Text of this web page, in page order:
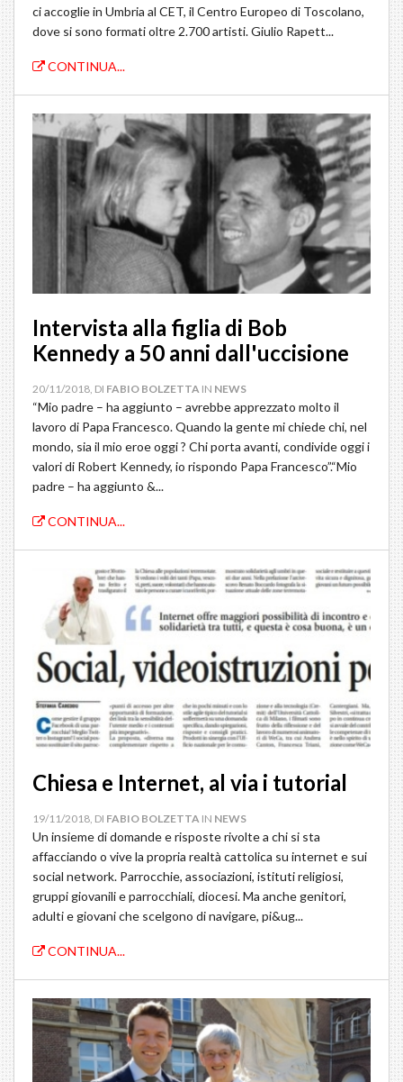
ci accoglie in Umbria al CET, il Centro Europeo di Toscolano,
dove si sono formati oltre 2.700 artisti. Giulio Rapett...
CONTINUA...
Intervista alla figlia di Bob
Kennedy a 50 anni dall'uccisione
20/11/2018, DI FABIO BOLZETTA IN NEWS
“Mio padre – ha aggiunto – avrebbe apprezzato molto il
lavoro di Papa Francesco. Quando la gente mi chiede chi, nel
mondo, sia il mio eroe oggi ? Chi porta avanti, condivide oggi i
valori di Robert Kennedy, io rispondo Papa Francesco”.“Mio
padre – ha aggiunto &...
CONTINUA...
Chiesa e Internet, al via i tutorial
19/11/2018, DI FABIO BOLZETTA IN NEWS
Un insieme di domande e risposte rivolte a chi si sta
affacciando o vive la propria realtà cattolica su internet e sui
social network. Parrocchie, associazioni, istituti religiosi,
gruppi giovanili e parrocchiali, diocesi. Ma anche genitori,
adulti e giovani che scelgono di navigare, pi&ug...
CONTINUA...